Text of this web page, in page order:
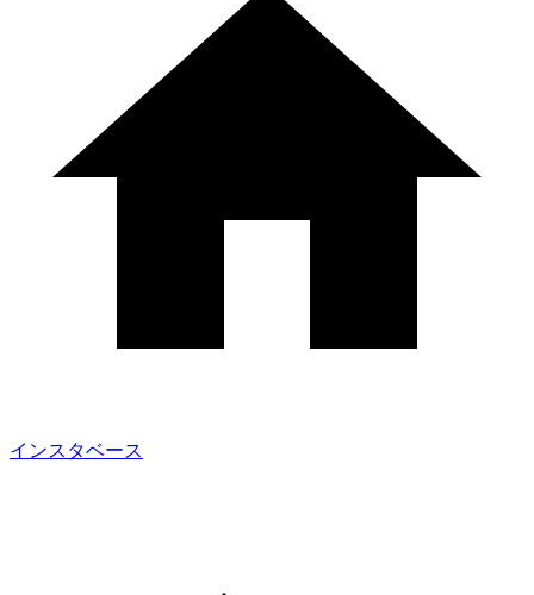
インスタベース